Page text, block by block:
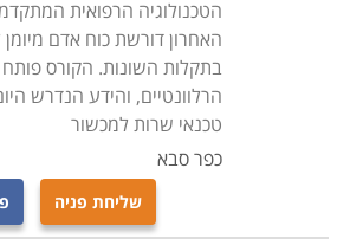
MRI
, עלותה 2-3
מתומחרת בכמה אלפי שקלים; בתי
ברשותם מכשיר זה מפעילים אותו
גם 24 שעות ביממה, דבר שמן הסתם
של הציוד. השבתת סורק שכזה עלולה
מוסד רפואי באופן מתגלגל - פעילות
משותקת, החולים אשר הגיעו לסריקה
הטכנולוגיה הרפואית
האחרון דורשת כוח אדם מיומן
בתקלות השונות. הקורס
הרלוונטיים, והידע הנדרש
טכנאי שרות למכשור
כפר סבא
שליחת פניה